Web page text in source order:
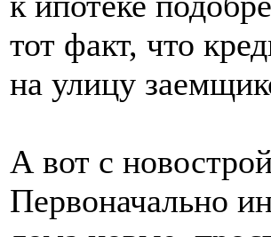
тот факт, что
на улицу
А вот с
Первоначально